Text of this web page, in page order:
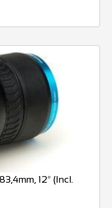
12º (Incl.